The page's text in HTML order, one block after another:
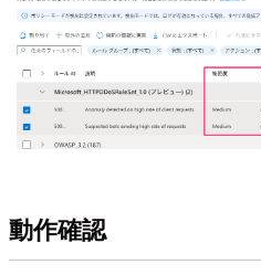
動作確認